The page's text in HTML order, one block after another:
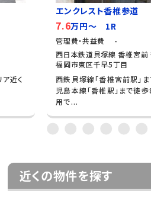
近く
エンクレスト香椎参道
7.6万円～ 1R
管理費・共益費 -
西日本鉄道貝塚線 香椎宮前
福岡市東区千早5丁目
西鉄貝塚線「香椎宮前駅」
児島本線「香椎駅」まで徒
用で...
近くの物件を探す